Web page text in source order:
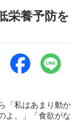
栄養予防を
「私はあまり動か
よ。」「食欲がな